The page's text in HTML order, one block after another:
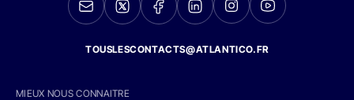
TOUSLESCONTACTS@ATLANTICO.FR
MIEUX NOUS CONNAITRE